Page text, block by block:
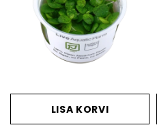
LISA KORVI